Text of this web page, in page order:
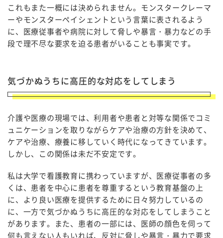
これもまた一概には決められません。モンスタークレーマ
ーやモンスターペイシェントという言葉に表されるよう
に、医療従事者や病院に対して脅しや暴言・暴力などの手
段で理不尽な要求を迫る患者がいることも事実です。
気づかぬうちに高圧的な対応をしてしまう
介護や医療の現場では、利用者や患者と対等な関係でコミ
ュニケーションを取りながらケアや治療の方針を決めて、
ケアや治療、療養に移していく時代になってきています。
しかし、この関係は未だ不安定です。
私は大学で看護教育に携わっていますが、医療従事者の多
くは、患者を中心に患者を尊重するという教育基盤の上
に、より良い医療を提供するために日々努力しているの
に、一方で気づかぬうちに高圧的な対応をしてしまうこと
があります。また、患者の一部には、医師の顔色を伺って
何も言えない人もいれば、反対に脅しや暴言・暴力で要求